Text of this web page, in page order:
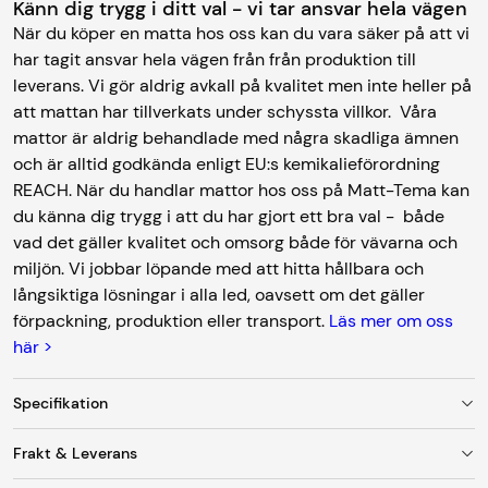
Känn dig trygg i ditt val - vi tar ansvar hela vägen
När du köper en matta hos oss kan du vara säker på att vi
har tagit ansvar hela vägen från från produktion till
leverans. Vi gör aldrig avkall på kvalitet men inte heller på
att mattan har tillverkats under schyssta villkor. Våra
mattor är aldrig behandlade med några skadliga ämnen
och är alltid godkända enligt EU:s kemikalieförordning
REACH. När du handlar mattor hos oss på Matt-Tema kan
du känna dig trygg i att du har gjort ett bra val - både
vad det gäller kvalitet och omsorg både för vävarna och
miljön. Vi jobbar löpande med att hitta hållbara och
långsiktiga lösningar i alla led, oavsett om det gäller
förpackning, produktion eller transport. Läs mer om oss
här >
Specifikation
Färg
Frakt & Leverans